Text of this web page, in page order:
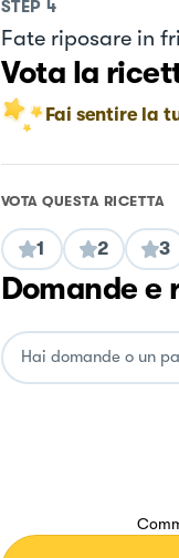
STEP 4
Fate riposare in
Vota la
Fai sentire la
VOTA QUESTA RICETTA
1 2 3
Domande e